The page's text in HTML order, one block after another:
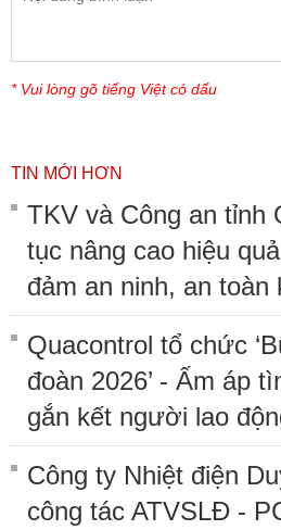
* Vui lòng gõ tiếng Việt có dấu
TIN MỚI HƠN
TKV và Công an tỉnh
tục nâng cao hiệu
đảm an ninh, an toàn
Quacontrol tổ chức
đoàn 2026’ - Ấm áp
gắn kết người lao
Công ty Nhiệt điện
công tác ATVSLĐ -